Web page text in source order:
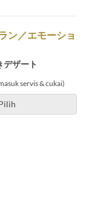
ン／エモーショ
ザート
servis & cukai)